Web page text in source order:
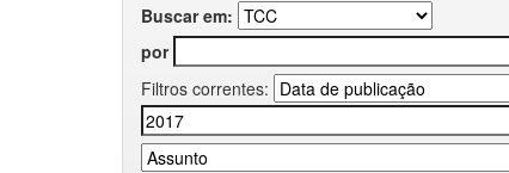
Buscar em:
por
Filtros correntes: